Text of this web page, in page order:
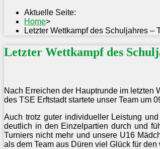
Aktuelle Seite:
Home>
Letzter Wettkampf des Schuljahres –
Letzter Wettkampf des
Nach Erreichen der Hauptrunde im letzten
des TSE Erftstadt startete unser Team um
Auch trotz guter individueller Leistung
deutlich in den Einzelpartien durch und
Turniers nicht mehr und unsere U16
als dem Team aus Düren viel Glück für